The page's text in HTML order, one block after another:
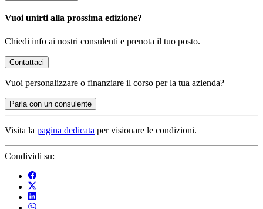
Vuoi unirti alla prossima edizione?
Chiedi info ai nostri consulenti e prenota il tuo posto.
Contattaci
Vuoi personalizzare o finanziare il corso per la tua azienda?
Parla con un consulente
Visita la pagina dedicata per visionare le condizioni.
Condividi su: